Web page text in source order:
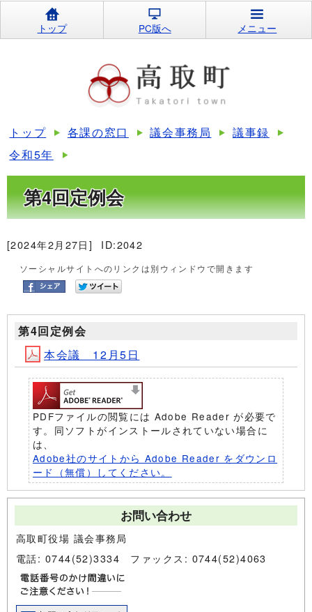
トップ PC版へ メニュー
トップ 各課の窓口 議会事務局
議事録
令和5年
第4回定例会
[2024年2月27日] ID:2042
ソーシャルサイトへのリンクは別ウィンドウで開きます
第4回定例会
本会議 12月5日
PDFファイルの閲覧には Adobe Reader が必要で
す。同ソフトがインストールされていない場合に
は、
Adobe社のサイトから Adobe Reader をダウンロ
ード（無償）してください。
お問い合わせ
高取町役場 議会事務局
電話: 0744(52)3334 ファックス: 0744(52)4063